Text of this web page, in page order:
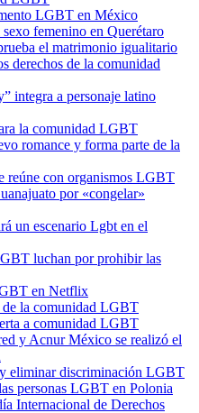
LGBT en México
femenino en Querétaro
el matrimonio igualitario
derechos de la comunidad
integra a personaje latino
la comunidad LGBT
romance y forma parte de la
reúne con organismos LGBT
por «congelar»
un escenario Lgbt en el
luchan por prohibir las
en Netflix
de la comunidad LGBT
a comunidad LGBT
y Acnur México se realizó el
eliminar discriminación LGBT
personas LGBT en Polonia
Internacional de Derechos